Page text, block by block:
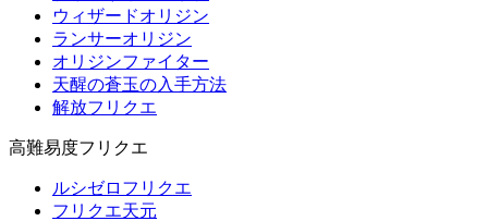
ウィザードオリジン
ランサーオリジン
オリジンファイター
天醒の蒼玉の入手方法
解放フリクエ
高難易度フリクエ
ルシゼロフリクエ
フリクエ天元